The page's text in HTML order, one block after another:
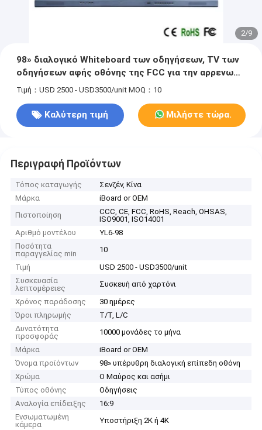
3/9
98» διαλογικό Whiteboard των οδηγήσεων, TV των
οδηγήσεων αφής οθόνης της FCC για την αρρενωπή
ενσωματωμένη κάμερα 11 τάξεων
Τιμή：USD 2500 - USD3500/unit MOQ：10
Καλύτερη τιμή Μιλήστε τώρα.
Περιγραφή Προϊόντων
Τόπος καταγωγής
Σενζέν, Κίνα
Μάρκα
iBoard or OEM
Πιστοποίηση
CCC, CE, FCC, RoHS, Reach, OHSAS,
ISO9001, ISO14001
Αριθμό μοντέλου
YL6-98
Ποσότητα
παραγγελίας min
10
Τιμή
USD 2500 - USD3500/unit
Συσκευασία
λεπτομέρειες
Συσκευή από χαρτόνι
Χρόνος παράδοσης
30 ημέρες
Όροι πληρωμής
T/T, L/C
Δυνατότητα
προσφοράς
10000 μονάδες το μήνα
Μάρκα
iBoard or OEM
Όνομα προϊόντων
98» υπέρυθρη διαλογική επίπεδη οθόνη
Χρώμα
Ο Μαύρος και ασήμι
Τύπος οθόνης
Οδηγήσεις
Αναλογία επίδειξης
16:9
Ενσωματωμένη
κάμερα
Υποστήριξη 2K ή 4K